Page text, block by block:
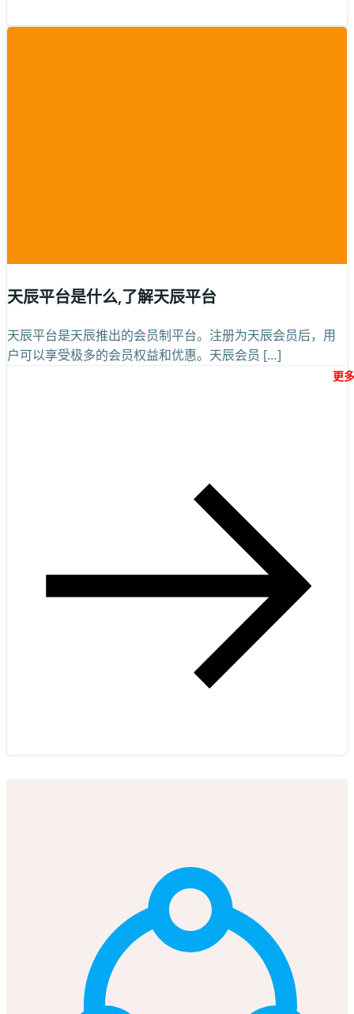
天辰平台是什么,了解天辰平台
天辰平台是天辰推出的会员制平台。注册为天辰会员后，用
户可以享受极多的会员权益和优惠。天辰会员 […]
更多